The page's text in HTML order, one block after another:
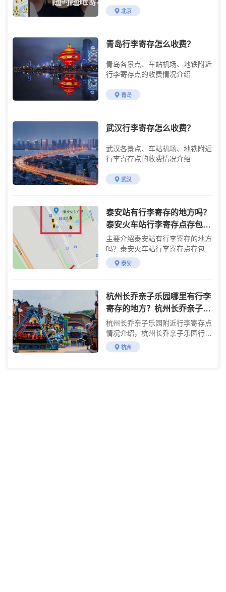
北京
青岛行李寄存怎么收费？
青岛各景点、车站机场、地铁附近
行李寄存点的收费情况介绍
青岛
武汉行李寄存怎么收费？
武汉各景点、车站机场、地铁附近
行李寄存点的收费情况介绍
武汉
泰安站有行李寄存的地方吗？
泰安火车站行李寄存点存包
处，泰安高铁站行李寄存，泰
安行李寄送服务
主要介绍泰安站有行李寄存的地方
吗？泰安火车站行李寄存点存包
处，泰安高铁站行李寄存，泰安行
李寄送服务，泰安火车站交通
泰安
杭州长乔亲子乐园哪里有行李
寄存的地方？杭州长乔亲子乐
园行李寄存怎么收费？
杭州长乔亲子乐园附近行李寄存点
情况介绍，杭州长乔亲子乐园行李
寄存点收费标准介绍
杭州